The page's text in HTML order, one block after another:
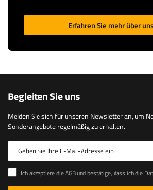
Erfahren Sie mehr über uns
Begleiten Sie uns
Melden Sie sich für unseren Newsletter an, um
Sonderangebote regelmäßig zu erhalten.
Geben Sie Ihre E-Mail-Adresse ein
Ich akzeptiere die AGB und bestätige, dass ich die Datenschutzerklärung der